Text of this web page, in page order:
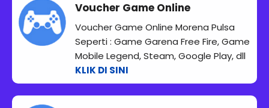
Voucher Game Online
Voucher Game Online Morena Pulsa
Seperti : Game Garena Free Fire, Game
Mobile Legend, Steam, Google Play, dll
KLIK DI SINI